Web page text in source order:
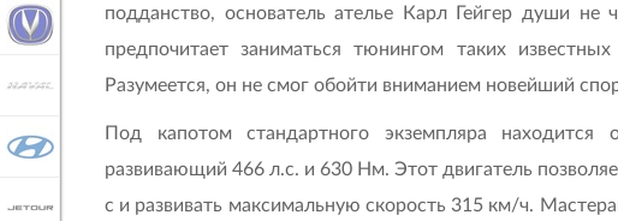
подданство, основатель ателье Карл Гейгер души не
предпочитает заниматься тюнингом таких
Разумеется, он не смог обойти вниманием новейший
Под капотом стандартного экземпляра
развивающий 466 л.с. и 630 Нм. Этот двигатель
с и развивать максимальную скорость 315 км/ч.
CHANGAN
HAVAL
HYUNDAI
JETOUR